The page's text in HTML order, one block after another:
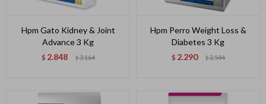
Hpm Gato Kidney & Joint
Advance 3 Kg
$ 2.848 $3.164
Hpm Perro Weight Loss &
Diabetes 3 Kg
$ 2.290 $2.544